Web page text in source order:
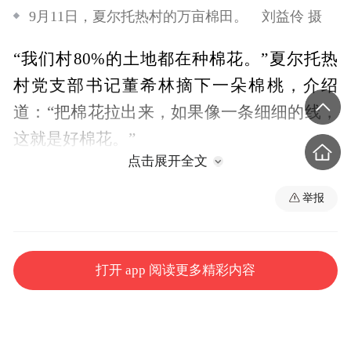
9月11日，夏尔托热村的万亩棉田。 刘益伶 摄
“我们村80%的土地都在种棉花。”夏尔托热
村党支部书记董希林摘下一朵棉桃，介绍
道：“把棉花拉出来，如果像一条细细的线，
这就是好棉花。”
争，提高了棉农的种植积极性，董希林说：
“老百姓就喜欢企业抢购，一抢购价格就上去
点击展开全文
举报
打开 app 阅读更多精彩内容